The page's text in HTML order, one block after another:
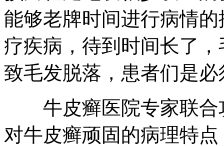
能够老牌时间进行病情
疗疾病，待到时间长了
致毛发脱落，患者们是
牛皮癣医院专家联合
对牛皮癣顽固的病理特